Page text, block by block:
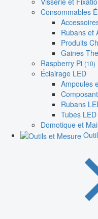
Consommables
Rubans et
Produits
Gaines
Raspberry Pi (10)
Éclairage LED
Ampoules
Rubans
Tubes LED
Domotique et